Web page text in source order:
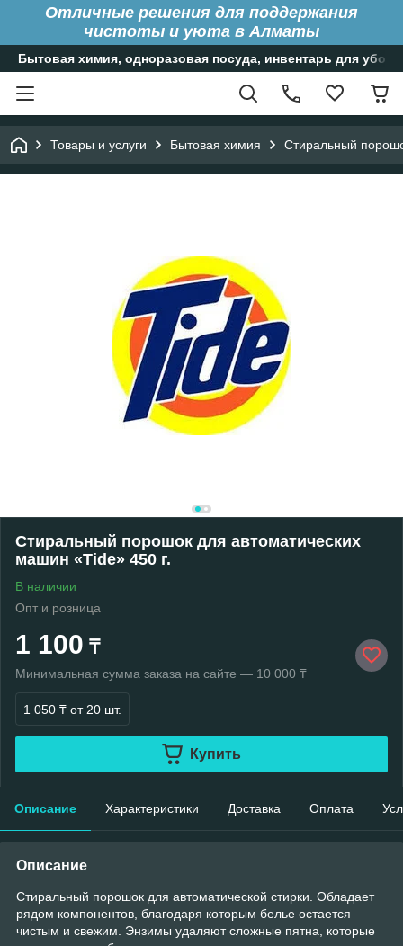
Отличные решения для поддержания
чистоты и уюта в Алматы
Бытовая химия, одноразовая посуда, инвентарь для
Товары и услуги Бытовая химия Стиральный
Стиральный порошок для автоматических
машин «Tide» 450 г.
В наличии
Опт и розница
1 100 ₸
Минимальная сумма заказа на сайте — 10 000 ₸
1 050 ₸ от 20 шт.
Купить
Описание Характеристики Доставка Оплата
Описание
Стиральный порошок для автоматической стирки. Обладает
рядом компонентов, благодаря которым белье остается
чистым и свежим. Энзимы удаляют сложные пятна, которые